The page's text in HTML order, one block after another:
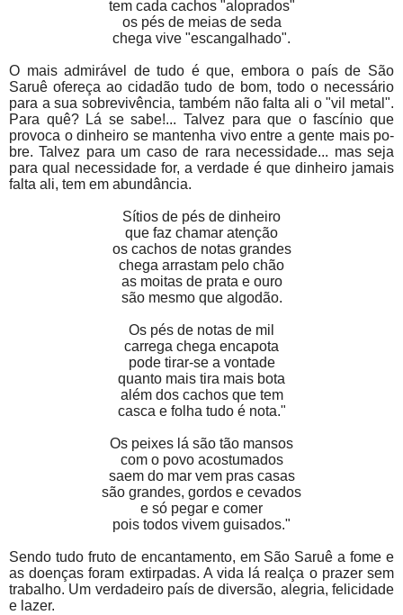
tem cada cachos "aloprados"
os pés de meias de seda
chega vive "escangalhado".
O mais admirável de tudo é que, embora o país de São
Saruê ofereça ao cidadão tudo de bom, todo o necessário
para a sua sobrevivência, também não falta ali o "vil metal".
Para quê? Lá se sabe!... Talvez para que o fascínio que
provoca o dinheiro se mantenha vivo entre a gente mais po­
bre. Talvez para um caso de rara necessidade... mas seja
para qual necessidade for, a verdade é que dinheiro jamais
falta ali, tem em abundância.
Sítios de pés de dinheiro
que faz chamar atenção
os cachos de notas grandes
chega arrastam pelo chão
as moitas de prata e ouro
são mesmo que algodão.
Os pés de notas de mil
carrega chega encapota
pode tirar-se a vontade
quanto mais tira mais bota
além dos cachos que tem
casca e folha tudo é nota."
Os peixes lá são tão mansos
com o povo acostumados
saem do mar vem pras casas
são grandes, gordos e cevados
e só pegar e comer
pois todos vivem guisados."
Sendo tudo fruto de encantamento, em São Saruê a fome e
as doenças foram extirpadas. A vida lá realça o prazer sem
trabalho­. Um verdadeiro país de diversão, alegria, felicidade
e lazer.